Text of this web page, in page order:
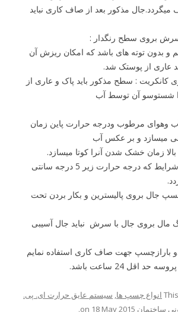
مذکور بعد از صاف کاری نباید
و بدون توته های باشد که امکان ریزش آن
عاری از پوستک شد.
کانکریت : سطح مذکور باید پاک و عاری از
شستوسو آن توسط آب
وهوای مرطوب ودرجه حرارت پاین زمان
میسازد و بر عکس آب
زمان خشک شدن آنرا کوتا میسازد.
چسپ مذکور نباید در شرایط که درجه حرارت زیر 5 درجه سانتی
جال بروی پالیسترین و بکار بردن تحت
مال بروی جال با سرش نباید جال آسیبی
بارازچسپ جهت صاف کاری استفاده نمایم
اقل 24 ساعت باشد.
انواع چسپ ها, سیستم عایق حرارت ای. پی.
ساختمان 18 May 2015
.